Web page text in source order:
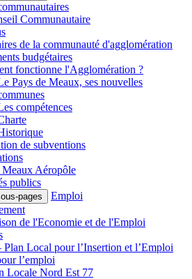
Communautaire
de la communauté d'agglomération
budgétaires
fonctionne l'Agglomération ?
Pays de Meaux, ses nouvelles
compétences
de subventions
Aéropôle
publics
pages
Emploi
de l'Economie et de l'Emploi
Local pour l’Insertion et l’Emploi
l’emploi
Locale Nord Est 77